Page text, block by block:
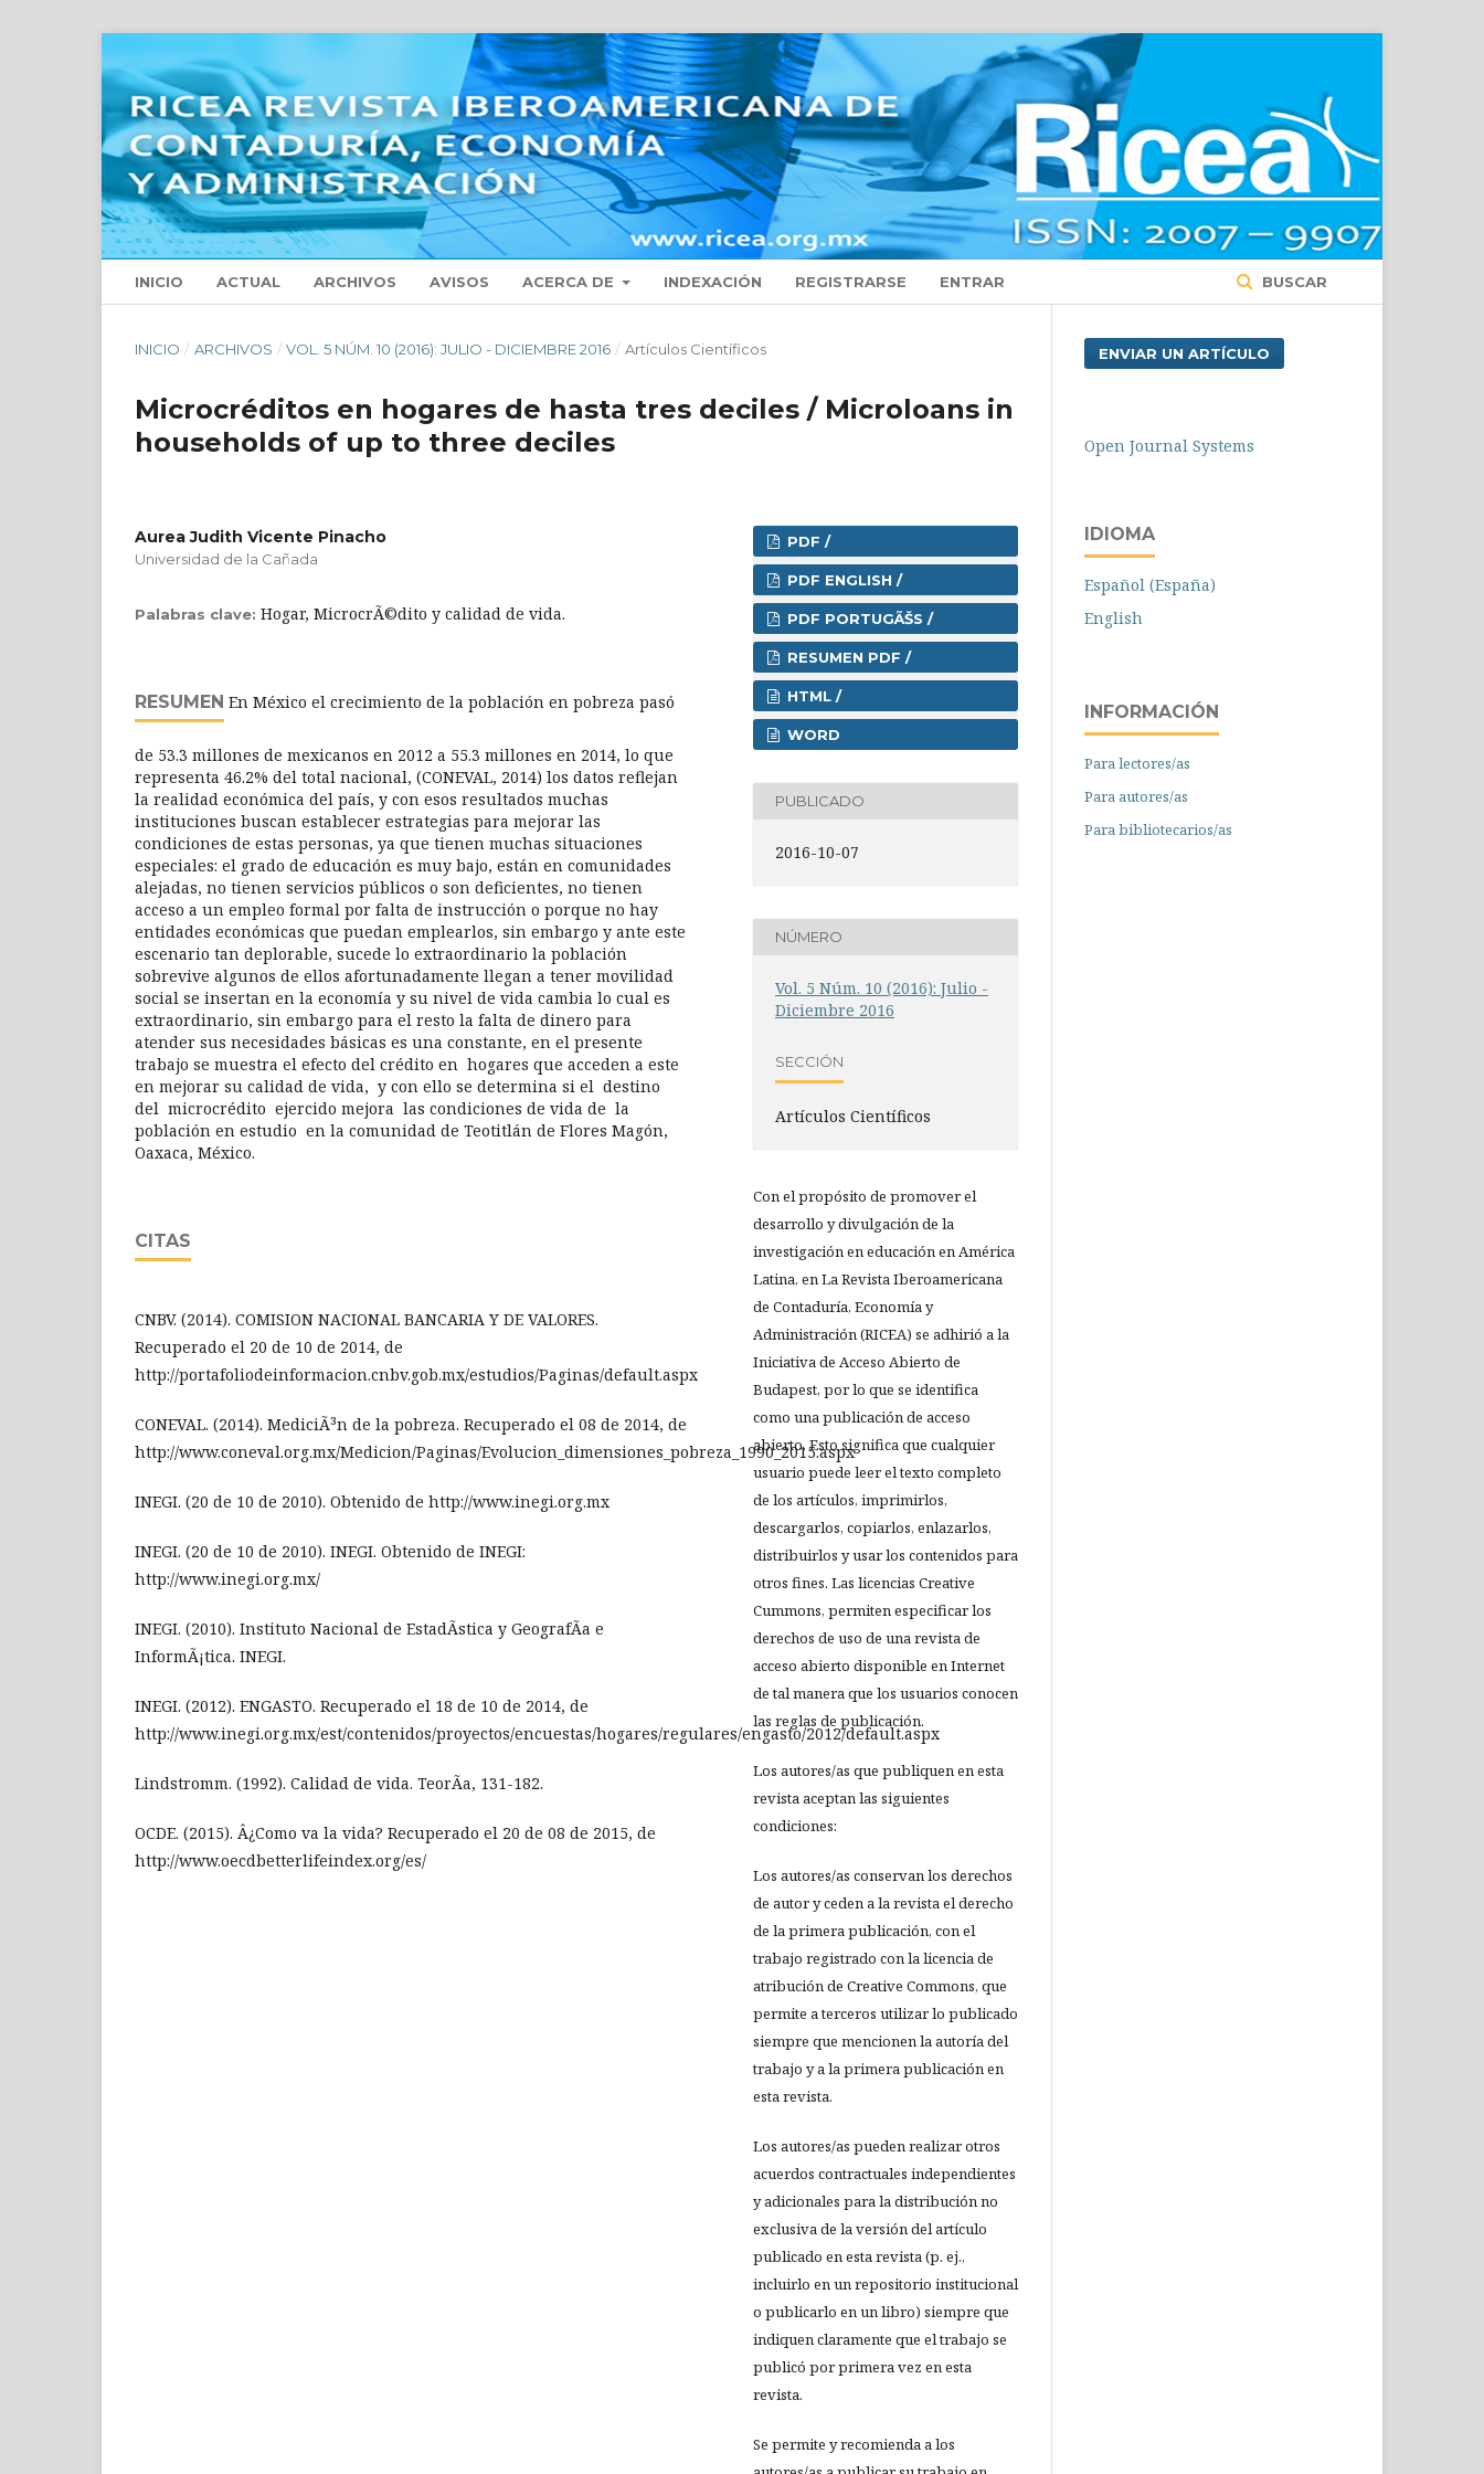
INICIO ACTUAL ARCHIVOS AVISOS ACERCA DE INDEXACIÓN REGISTRARSE ENTRAR BUSCAR
INICIO / ARCHIVOS / VOL. 5 NÚM. 10 (2016): JULIO - DICIEMBRE 2016 / Artículos Científicos
Microcréditos en hogares de hasta tres deciles / Microloans in
households of up to three deciles
Aurea Judith Vicente Pinacho
Universidad de la Cañada
Palabras clave: Hogar, MicrocrÃ©dito y calidad de vida.
RESUMEN En México el crecimiento de la población en pobreza pasó
de 53.3 millones de mexicanos en 2012 a 55.3 millones en 2014, lo que
representa 46.2% del total nacional, (CONEVAL, 2014) los datos reflejan
la realidad económica del país, y con esos resultados muchas
instituciones buscan establecer estrategias para mejorar las
condiciones de estas personas, ya que tienen muchas situaciones
especiales: el grado de educación es muy bajo, están en comunidades
alejadas, no tienen servicios públicos o son deficientes, no tienen
acceso a un empleo formal por falta de instrucción o porque no hay
entidades económicas que puedan emplearlos, sin embargo y ante este
escenario tan deplorable, sucede lo extraordinario la población
sobrevive algunos de ellos afortunadamente llegan a tener movilidad
social se insertan en la economía y su nivel de vida cambia lo cual es
extraordinario, sin embargo para el resto la falta de dinero para
atender sus necesidades básicas es una constante, en el presente
trabajo se muestra el efecto del crédito en hogares que acceden a este
en mejorar su calidad de vida, y con ello se determina si el destino
del microcrédito ejercido mejora las condiciones de vida de la
población en estudio en la comunidad de Teotitlán de Flores Magón,
Oaxaca, México.
CITAS
CNBV. (2014). COMISION NACIONAL BANCARIA Y DE VALORES.
Recuperado el 20 de 10 de 2014, de
http://portafoliodeinformacion.cnbv.gob.mx/estudios/Paginas/default.aspx
CONEVAL. (2014). MediciÃ³n de la pobreza. Recuperado el 08 de 2014, de
http://www.coneval.org.mx/Medicion/Paginas/Evolucion_dimensiones_pobreza_1990_2015.aspx
INEGI. (20 de 10 de 2010). Obtenido de http://www.inegi.org.mx
INEGI. (20 de 10 de 2010). INEGI. Obtenido de INEGI:
http://www.inegi.org.mx/
INEGI. (2010). Instituto Nacional de EstadÃ­stica y GeografÃ­a e
InformÃ¡tica. INEGI.
INEGI. (2012). ENGASTO. Recuperado el 18 de 10 de 2014, de
http://www.inegi.org.mx/est/contenidos/proyectos/encuestas/hogares/regulares/engasto/2012/default.aspx
Lindstromm. (1992). Calidad de vida. TeorÃ­a, 131-182.
OCDE. (2015). Â¿Como va la vida? Recuperado el 20 de 08 de 2015, de
http://www.oecdbetterlifeindex.org/es/
PDF /
PDF ENGLISH /
PDF PORTUGÃŠS /
RESUMEN PDF /
HTML /
WORD
PUBLICADO
2016-10-07
NÚMERO
Vol. 5 Núm. 10 (2016): Julio -
Diciembre 2016
SECCIÓN
Artículos Científicos
Con el propósito de promover el
desarrollo y divulgación de la
investigación en educación en América
Latina, en La Revista Iberoamericana
de Contaduría, Economía y
Administración (RICEA) se adhirió a la
Iniciativa de Acceso Abierto de
Budapest, por lo que se identifica
como una publicación de acceso
abierto. Esto significa que cualquier
usuario puede leer el texto completo
de los artículos, imprimirlos,
descargarlos, copiarlos, enlazarlos,
distribuirlos y usar los contenidos para
otros fines. Las licencias Creative
Cummons, permiten especificar los
derechos de uso de una revista de
acceso abierto disponible en Internet
de tal manera que los usuarios conocen
las reglas de publicación.
Los autores/as que publiquen en esta
revista aceptan las siguientes
condiciones:
Los autores/as conservan los derechos
de autor y ceden a la revista el derecho
de la primera publicación, con el
trabajo registrado con la licencia de
atribución de Creative Commons, que
permite a terceros utilizar lo publicado
siempre que mencionen la autoría del
trabajo y a la primera publicación en
esta revista.
Los autores/as pueden realizar otros
acuerdos contractuales independientes
y adicionales para la distribución no
exclusiva de la versión del artículo
publicado en esta revista (p. ej.,
incluirlo en un repositorio institucional
o publicarlo en un libro) siempre que
indiquen claramente que el trabajo se
publicó por primera vez en esta
revista.
Se permite y recomienda a los
ENVIAR UN ARTÍCULO
Open Journal Systems
IDIOMA
Español (España)
English
INFORMACIÓN
Para lectores/as
Para autores/as
Para bibliotecarios/as